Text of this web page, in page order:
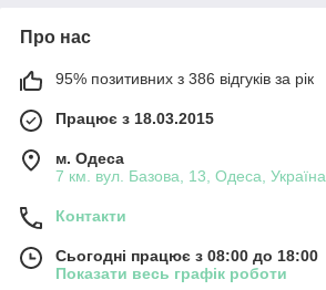
Про нас
95% позитивних з 386 відгуків за рік
Працює з 18.03.2015
м. Одеса
7 км. вул. Базова, 13, Одеса, Україна
Контакти
Сьогодні працює з 08:00 до 18:00
Показати весь графік роботи